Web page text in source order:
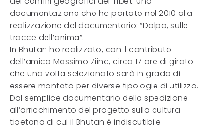
documentazione che ha portato nel 2010 alla
realizzazione del documentario: “Dolpo, sulle
tracce dell’anima”.
In Bhutan ho realizzato, con il contributo
dell’amico Massimo Ziino, circa 17 ore di girato
che una volta selezionato sarà in grado di
essere montato per diverse tipologie di utilizzo.
Dal semplice documentario della spedizione
all’arricchimento del progetto sulla cultura
tibetana di cui il Bhutan è indiscutibile